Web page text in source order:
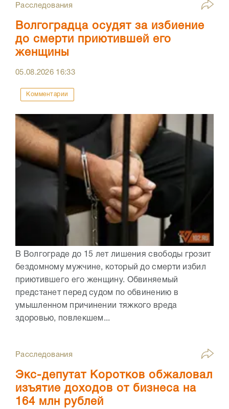
Расследования
Волгоградца осудят за избиение
до смерти приютившей его
женщины
05.08.2026 16:33
Комментарии
В Волгограде до 15 лет лишения свободы грозит
бездомному мужчине, который до смерти избил
приютившего его женщину. Обвиняемый
предстанет перед судом по обвинению в
умышленном причинении тяжкого вреда
здоровью, повлекшем...
Расследования
Экс-депутат Коротков обжаловал
изъятие доходов от бизнеса на
164 млн рублей